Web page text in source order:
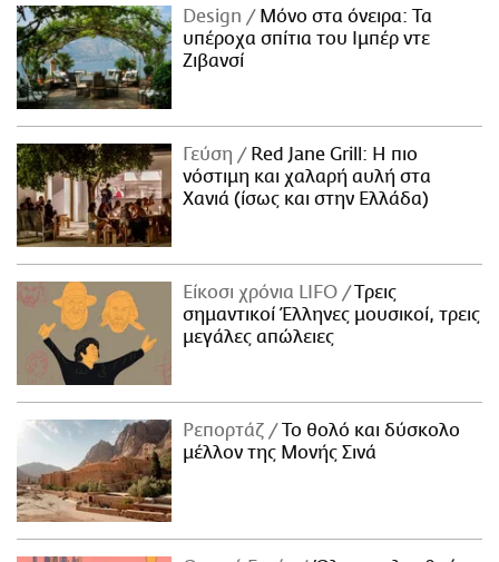
Design
Μόνο στα όνειρα: Τα
υπέροχα σπίτια του Ιμπέρ ντε
Ζιβανσί
Γεύση
Red Jane Grill: Η πιο
νόστιμη και χαλαρή αυλή στα
Χανιά (ίσως και στην Ελλάδα)
Είκοσι χρόνια LIFO
Tρεις
σημαντικοί Έλληνες μουσικοί, τρεις
μεγάλες απώλειες
Ρεπορτάζ
Το θολό και δύσκολο
μέλλον της Μονής Σινά